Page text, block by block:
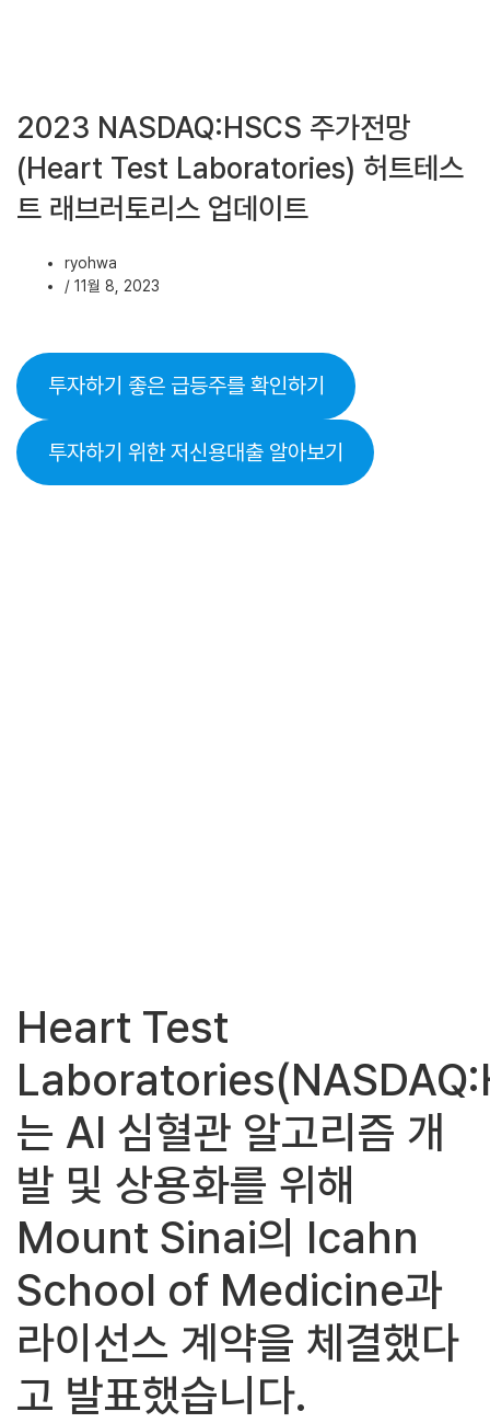
2023 NASDAQ:HSCS 주가전망
(Heart Test Laboratories) 허트테스
트 래브러토리스 업데이트
ryohwa
/ 11월 8, 2023
투자하기 좋은 급등주를 확인하기
투자하기 위한 저신용대출 알아보기
Heart Test
는 AI 심혈관 알고리즘 개
발 및 상용화를 위해
Mount Sinai의 Icahn
School of Medicine과
라이선스 계약을 체결했다
고 발표했습니다.